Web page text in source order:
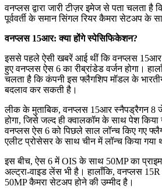
वनप्लस द्वारा जारी टीज़र इमेज से पता चलता
पूर्ववर्ती के समान सिंगल रियर कैमरा सेटअप के
वनप्लस 15आर: क्या होंगे स्पेसिफिकेशन?
इससे पहले ऐसी खबरें आई थीं कि वनप्लस
हुए वनप्लस ऐस 6 का रीब्रांडेड वर्जन होगा।
चलता है कि कंपनी इस फ्लैगशिप मॉडल के
बदलाव कर सकती है।
लीक के मुताबिक, वनप्लस 15आर स्नैपड्रैगन 8
होगा, जिसे जल्द ही क्वालकॉम के साथ पेश
वनप्लस ऐस 6 को पिछले साल लॉन्च किए गए
एलीट प्रोसेसर के साथ चीन में लॉन्च किया गया
इस बीच, ऐस 6 में OIS के साथ 50MP का
अल्ट्रा-वाइड लेंस भी है। हालाँकि, वनप्लस
50MP कैमरा सेटअप होने की उम्मीद है।